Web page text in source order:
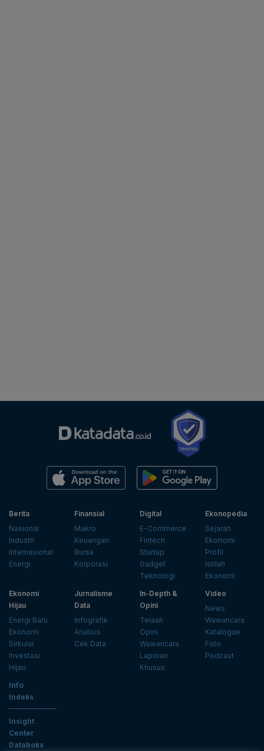
Berita
Nasional
Industri
Internasional
Energi
Finansial
Makro
Keuangan
Bursa
Korporasi
Digital
E-Commerce
Fintech
Startup
Gadget
Teknologi
Ekonopedia
Sejarah
Ekonomi
Profil
Istilah
Ekonomi
Ekonomi
Hijau
Energi Baru
Ekonomi
Sirkular
Investasi
Hijau
Jurnalisme
Data
Infografik
Analisis
Cek Data
In-Depth &
Opini
Telaah
Opini
Wawancara
Laporan
Khusus
Video
News
Wawancara
Katalogue
Foto
Podcast
Info
Indeks
Insight
Center
Databoks